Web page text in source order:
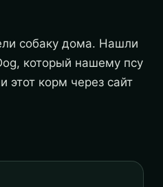
собаку дома. Нашли
который нашему псу
этот корм через сайт